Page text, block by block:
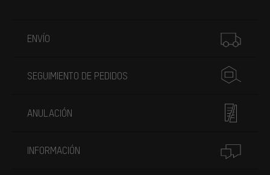
ENVÍO
SEGUIMIENTO DE PEDIDOS
ANULACIÓN
INFORMACIÓN